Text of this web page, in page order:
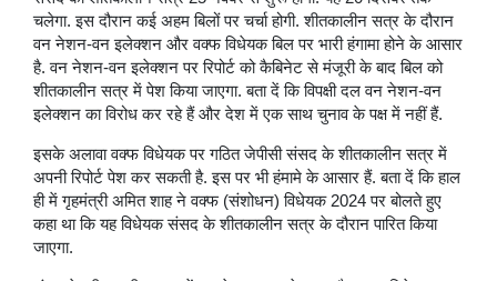
चलेगा. इस दौरान कई अहम बिलों पर चर्चा होगी. शीतकालीन सत्र के दौरान
वन नेशन-वन इलेक्शन और वक्फ विधेयक बिल पर भारी हंगामा होने के आसार
है. वन नेशन-वन इलेक्शन पर रिपोर्ट को कैबिनेट से मंजूरी के बाद बिल को
शीतकालीन सत्र में पेश किया जाएगा. बता दें कि विपक्षी दल वन नेशन-वन
इलेक्शन का विरोध कर रहे हैं और देश में एक साथ चुनाव के पक्ष में नहीं हैं.
इसके अलावा वक्फ विधेयक पर गठित जेपीसी संसद के शीतकालीन सत्र में
अपनी रिपोर्ट पेश कर सकती है. इस पर भी हंमामे के आसार हैं. बता दें कि हाल
ही में गृहमंत्री अमित शाह ने वक्फ (संशोधन) विधेयक 2024 पर बोलते हुए
कहा था कि यह विधेयक संसद के शीतकालीन सत्र के दौरान पारित किया
जाएगा.